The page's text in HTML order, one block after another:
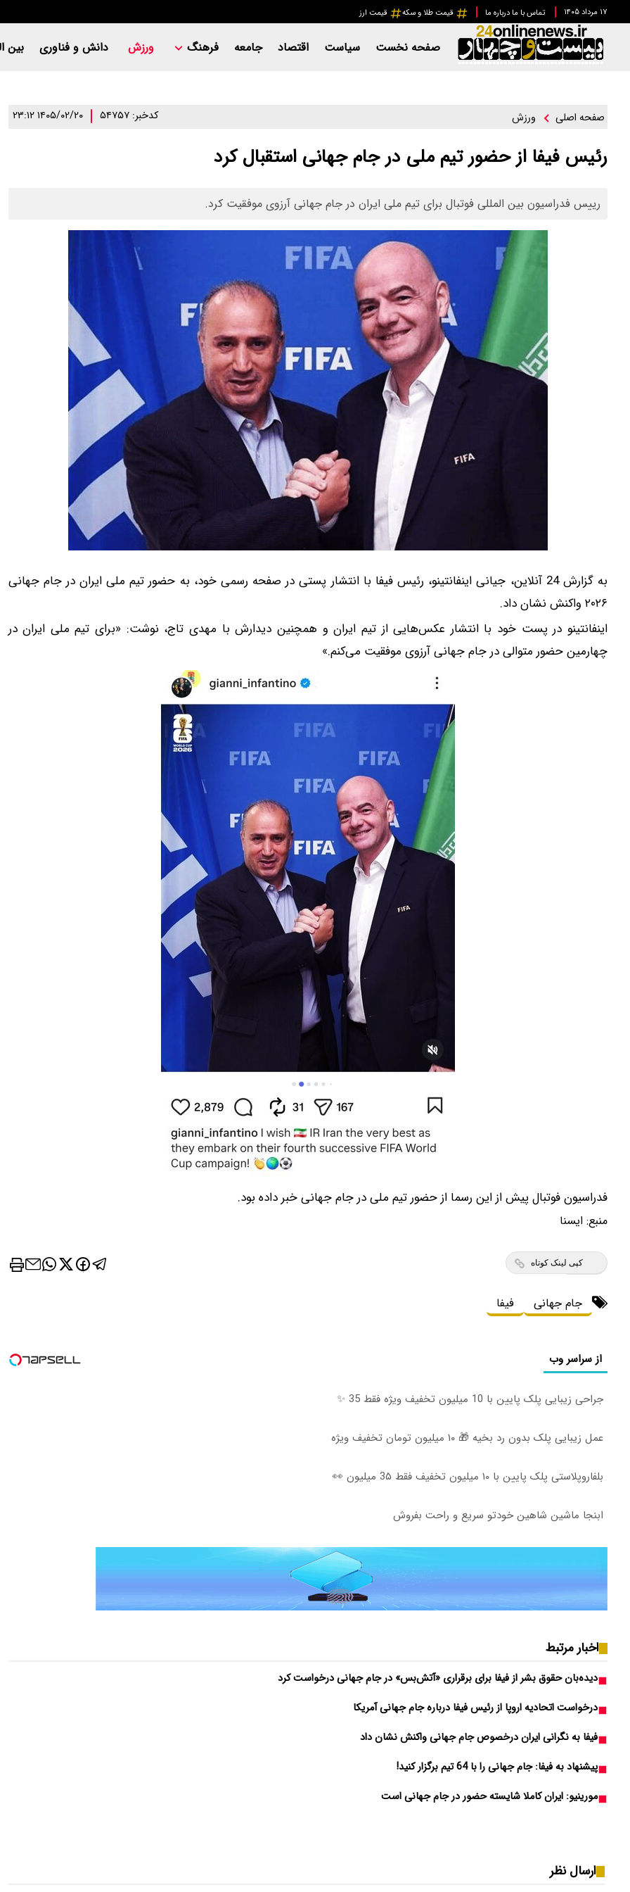
۱۷ مرداد ۱۴۰۵ تماس با ما درباره ما قیمت طلا و سکه قیمت ارز
صفحه نخست سیاست اقتصاد جامعه فرهنگ ورزش دانش و فناوری بین
صفحه اصلی ورزش کدخبر: ۵۴۷۵۷ ۱۴۰۵/۰۲/۲۰ ۲۳:۱۲
رئیس فیفا از حضور تیم ملی در جام جهانی استقبال کرد
رییس فدراسیون بین المللی فوتبال برای تیم ملی ایران در جام جهانی آرزوی موفقیت کرد.
به گزارش 24 آنلاین، جیانی اینفانتینو، رئیس فیفا با انتشار پستی در صفحه رسمی خود، به حضور تیم ملی ایران در جام جهانی
۲۰۲۶ واکنش نشان داد.
اینفانتینو در پست خود با انتشار عکس‌هایی از تیم ایران و همچنین دیدارش با مهدی تاج، نوشت: «برای تیم ملی ایران در
چهارمین حضور متوالی در جام جهانی آرزوی موفقیت می‌کنم.»
فدراسیون فوتبال پیش از این رسما از حضور تیم ملی در جام جهانی خبر داده بود.
منبع: ايسنا
کپی لینک کوتاه
جام جهانی فیفا
از سراسر وب
جراحی زیبایی پلک پایین با 10 میلیون تخفیف ویژه فقط 35 ✨
عمل زیبایی پلک بدون رد بخیه 🎁 ۱۰ میلیون تومان تخفیف ویژه
بلفاروپلاستی پلک پایین با ۱۰ میلیون تخفیف فقط 3۵ میلیون 👀
ابنجا ماشین شاهین خودتو سریع و راحت بفروش
اخبار مرتبط
دیده‌بان حقوق بشر از فیفا برای برقراری «آتش‌بس» در جام جهانی درخواست کرد
درخواست اتحادیه اروپا از رئیس فیفا درباره جام جهانی آمریکا
فیفا به نگرانی ایران درخصوص جام جهانی واکنش نشان داد
پیشنهاد به فیفا: جام جهانی را با 64 تیم برگزار کنید!
مورینیو: ایران کاملا شایسته حضور در جام جهانی است
ارسال نظر